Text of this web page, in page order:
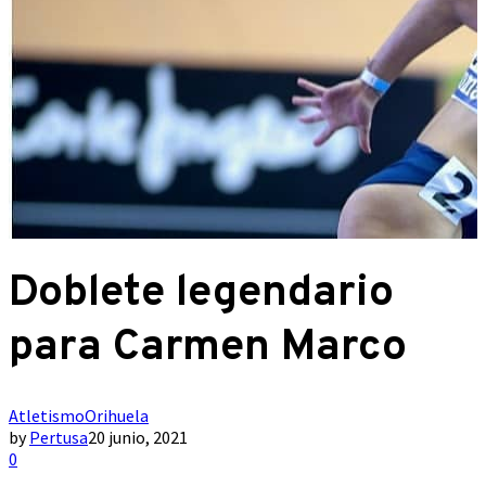
Doblete legendario
para Carmen Marco
AtletismoOrihuela
byPertusa20 junio, 2021
0